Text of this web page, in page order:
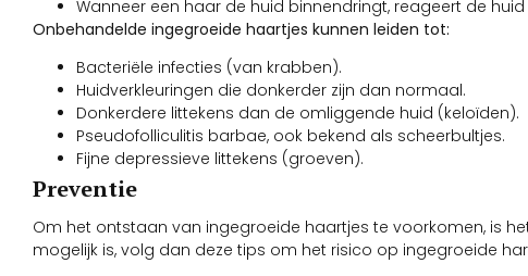
Wanneer een haar de huid binnendringt, reageert de
Onbehandelde ingegroeide haartjes kunnen leiden tot:
Bacteriële infecties (van krabben).
Huidverkleuringen die donkerder zijn dan normaal.
Donkerdere littekens dan de omliggende huid (keloïden).
Pseudofolliculitis barbae, ook bekend als scheerbultjes.
Fijne depressieve littekens (groeven).
Preventie
Om het ontstaan van ingegroeide haartjes te voorkomen, is
mogelijk is, volg dan deze tips om het risico op ingegroeide